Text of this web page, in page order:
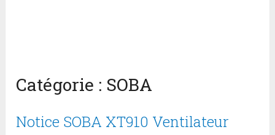
Catégorie : SOBA
Notice SOBA XT910 Ventilateur